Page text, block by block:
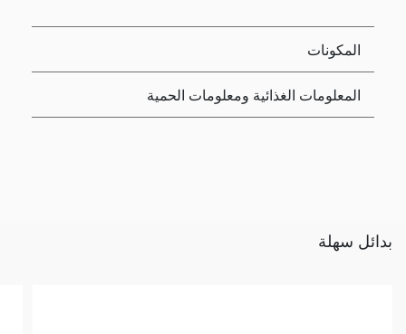
المكونات
المعلومات الغذائية ومعلومات الحمية
بدائل سهلة